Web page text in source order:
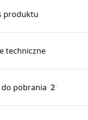
produktu
przewód
techniczne
temperatura:
do pobrania 2